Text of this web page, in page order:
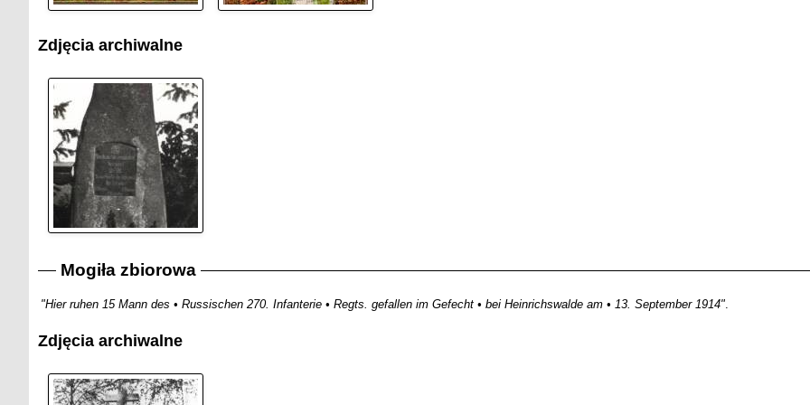
Zdjęcia archiwalne
Mogiła zbiorowa
"Hier ruhen 15 Mann des • Russischen 270. Infanterie • Regts. gefallen im Gefecht • bei Heinrichswalde am • 13. September 1914".
Zdjęcia archiwalne